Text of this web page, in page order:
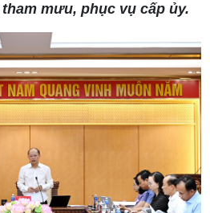
mưu, phục vụ cấp ủy.